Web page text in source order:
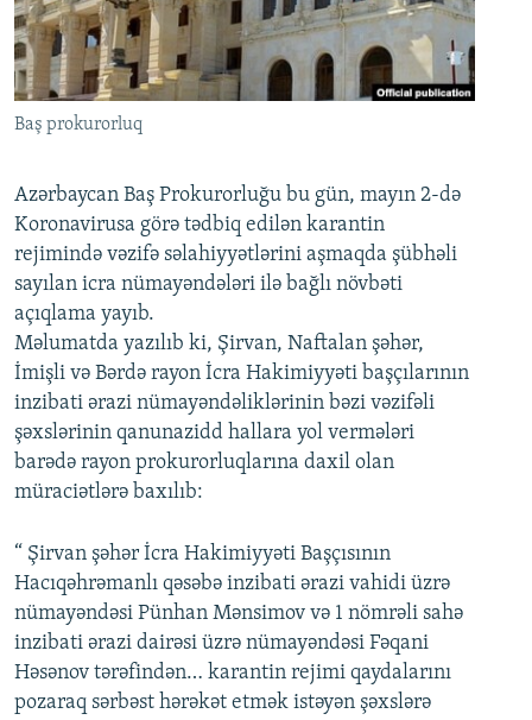
İNFOQRAFIKA
KARIKATURA
AZƏRBAYCAN ƏDƏBIYYATI KITABXANASI
İSLAM VƏ DEMOKRATIYA
MISSIYAMIZ
PEŞƏ ETIKASI VƏ JURNALISTIKA STANDARTLARIMIZ
BIZIMLƏ ƏLAQƏ
XƏBƏR BÜLLETENLƏRIMIZ
BIZI IZLƏ
Baş prokurorluq
Azərbaycan Baş Prokurorluğu bu gün, mayın 2-də
Koronavirusa görə tədbiq edilən karantin
rejimində vəzifə səlahiyyətlərini aşmaqda şübhəli
sayılan icra nümayəndələri ilə bağlı növbəti
açıqlama yayıb.
Məlumatda yazılıb ki, Şirvan, Naftalan şəhər,
İmişli və Bərdə rayon İcra Hakimiyyəti başçılarının
inzibati ərazi nümayəndəliklərinin bəzi vəzifəli
şəxslərinin qanunazidd hallara yol vermələri
barədə rayon prokurorluqlarına daxil olan
müraciətlərə baxılıb:
“ Şirvan şəhər İcra Hakimiyyəti Başçısının
Hacıqəhrəmanlı qəsəbə inzibati ərazi vahidi üzrə
nümayəndəsi Pünhan Mənsimov və 1 nömrəli sahə
inzibati ərazi dairəsi üzrə nümayəndəsi Fəqani
Həsənov tərəfindən… karantin rejimi qaydalarını
pozaraq sərbəst hərəkət etmək istəyən şəxslərə